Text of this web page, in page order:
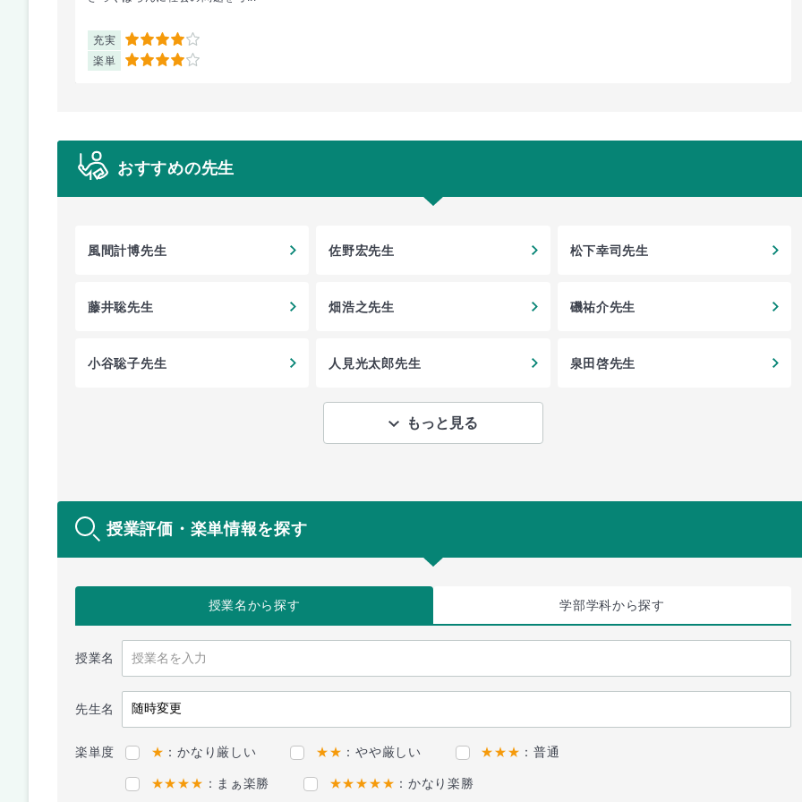
充実 4
楽単 4
おすすめの先生
風間計博先生 佐野宏先生 松下幸司先生
藤井聡先生 畑浩之先生 磯祐介先生
小谷聡子先生 人見光太郎先生 泉田啓先生
もっと見る
授業評価・楽単情報を探す
授業名から探す 学部学科から探す
授業名
先生名
楽単度 ★ ：かなり厳しい ★★ ：やや厳しい ★★★ ：普通
★★★★ ：まぁ楽勝 ★★★★★ ：かなり楽勝